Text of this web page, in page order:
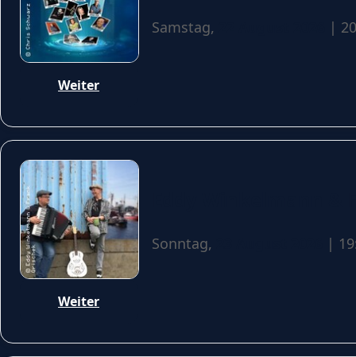
Samstag, |
Weiter
Sonntag, |
Weiter